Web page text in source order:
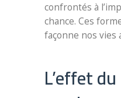
confrontés à
chance. Ces
façonne nos vies
L’effet